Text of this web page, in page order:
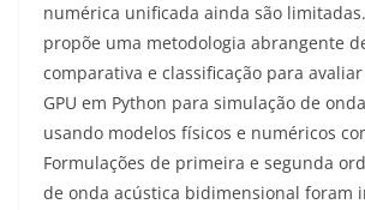
numérica unificada ainda são
propõe uma metodologia abrangente
comparativa e classificação para
GPU em Python para simulação de
usando modelos físicos e numéricos
Formulações de primeira e segunda
de onda acústica bidimensional foram